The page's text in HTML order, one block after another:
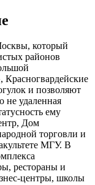
который
районов
Красногвардейские
и позволяют
не удаленная
ему
Дом
торговли и
МГУ. В
рестораны и
центры, школы